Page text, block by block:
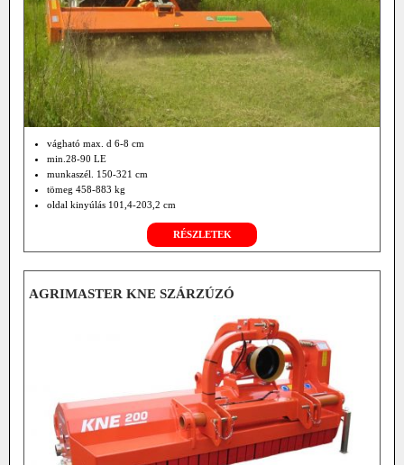
vágható max. d 6-8 cm
min.28-90 LE
munkaszél. 150-321 cm
tömeg 458-883 kg
oldal kinyúlás 101,4-203,2 cm
hidr. rotor hajtás.
RÉSZLETEK
AGRIMASTER KNE SZÁRZÚZÓ